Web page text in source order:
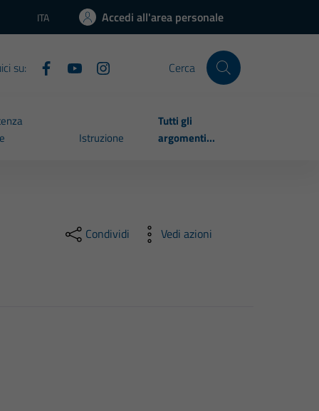
Lingua attiva:
ITA Accedi all'area personale
su: Cerca
Istruzione
Tutti gli
argomenti...
Condividi Vedi azioni